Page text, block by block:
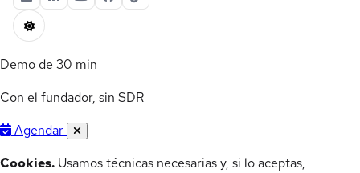
Demo de 30 min
Con el fundador, sin SDR
Agendar
Cookies. Usamos técnicas necesarias y, si lo aceptas,